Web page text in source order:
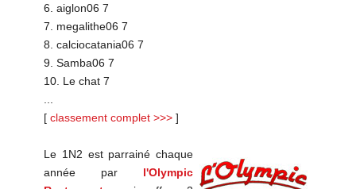
6. aiglon06 7
7. megalithe06 7
8. calciocatania06 7
9. Samba06 7
10. Le chat 7
[ classement complet >>> ]
Le 1N2 est parrainé chaque
année par l'Olympic